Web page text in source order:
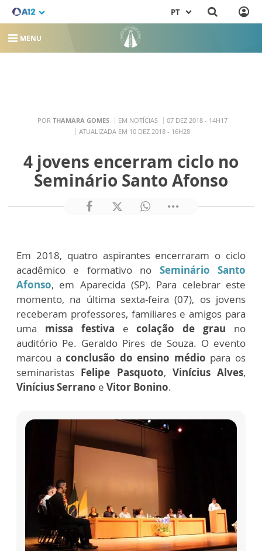
PT
MENU
POR THAMARA GOMES EM NOTÍCIAS
07 DEZ 2018 - 14H17
ATUALIZADA EM 10 DEZ 2018 - 16H28
4 jovens encerram ciclo no
Seminário Santo Afonso
Em 2018, quatro aspirantes encerraram o ciclo
acadêmico e formativo no Seminário Santo
Afonso, em Aparecida (SP). Para celebrar este
momento, na última sexta-feira (07), os jovens
receberam professores, familiares e amigos para
uma missa festiva ecolação de grau no
auditório Pe. Geraldo Pires de Souza. O evento
marcou aconclusão do ensino médio para os
seminaristas Felipe Pasquoto, Vinícius Alves,
Vinícius Serrano e Vitor Bonino.